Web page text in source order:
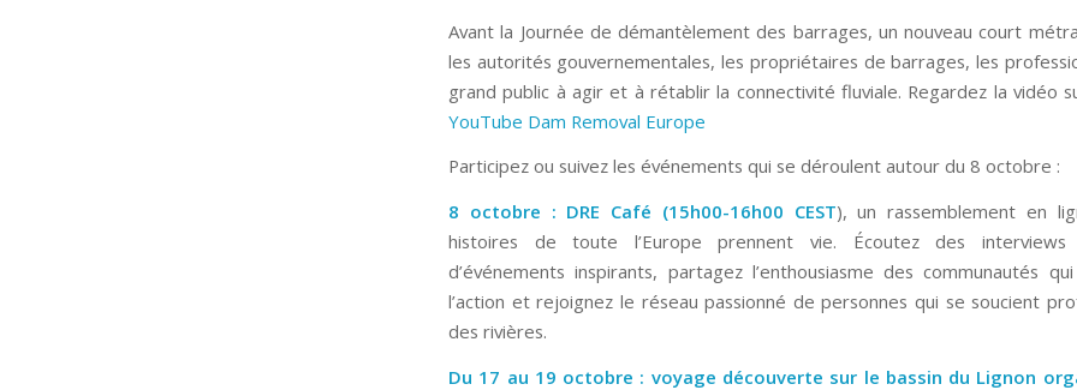
Avant la Journée de démantèlement des barrages, un nouveau court
les autorités gouvernementales, les propriétaires de barrages, les
grand public à agir et à rétablir la connectivité fluviale. Regardez la vidéo
YouTube Dam Removal Europe
Participez ou suivez les événements qui se déroulent autour du 8 octobre :
8 octobre : DRE Café (15h00-16h00 CEST), un rassemblement en
histoires de toute l’Europe prennent vie. Écoutez des
d’événements inspirants, partagez l’enthousiasme des communautés
l’action et rejoignez le réseau passionné de personnes qui se soucient
des rivières.
Du 17 au 19 octobre : voyage découverte sur le bassin du Lignon